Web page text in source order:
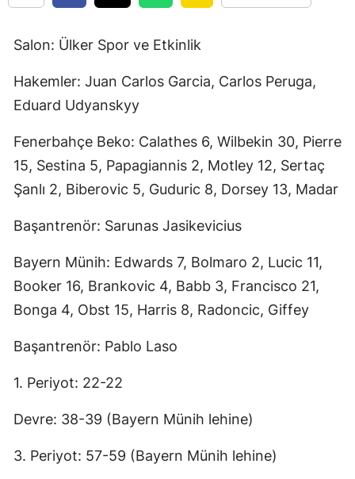
Salon: Ülker Spor ve Etkinlik
Hakemler: Juan Carlos Garcia, Carlos Peruga,
Eduard Udyanskyy
Fenerbahçe Beko: Calathes 6, Wilbekin 30, Pierre
15, Sestina 5, Papagiannis 2, Motley 12, Sertaç
Şanlı 2, Biberovic 5, Guduric 8, Dorsey 13, Madar
Başantrenör: Sarunas Jasikevicius
Bayern Münih: Edwards 7, Bolmaro 2, Lucic 11,
Booker 16, Brankovic 4, Babb 3, Francisco 21,
Bonga 4, Obst 15, Harris 8, Radoncic, Giffey
Başantrenör: Pablo Laso
1. Periyot: 22-22
Devre: 38-39 (Bayern Münih lehine)
3. Periyot: 57-59 (Bayern Münih lehine)